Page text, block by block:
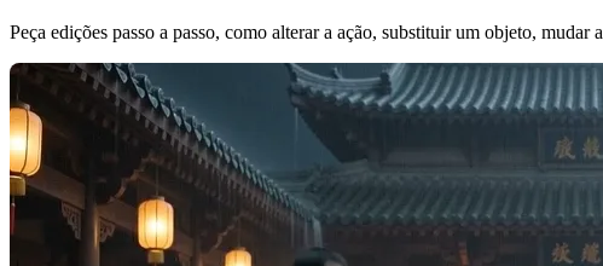
Peça edições passo a passo, como alterar a ação, substituir um objeto,